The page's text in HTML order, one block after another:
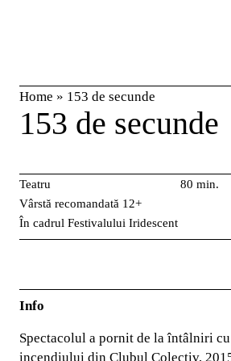
Home » 153 de secunde
153 de secunde
Teatru
Vârstă recomandată 12+
În cadrul Festivalului Iridescent
80 min.
Info
Spectacolul a pornit de la întâlniri
incendiului din Clubul Colectiv,